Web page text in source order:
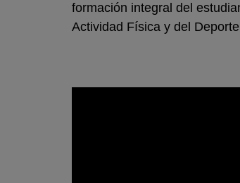
formación integral del
Actividad Física y del